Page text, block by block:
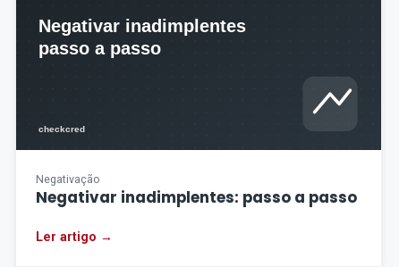
Negativação
Negativar inadimplentes: passo a passo
Ler artigo →